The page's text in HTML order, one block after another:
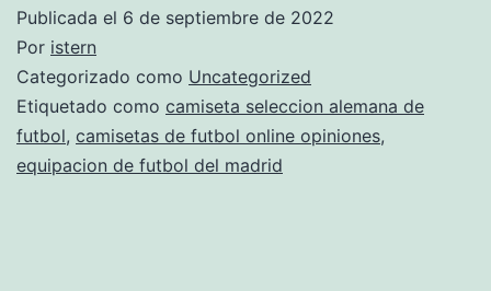
Publicada el 6 de septiembre de 2022
Por istern
Categorizado como Uncategorized
Etiquetado como camiseta seleccion alemana de
futbol, camisetas de futbol online opiniones,
equipacion de futbol del madrid